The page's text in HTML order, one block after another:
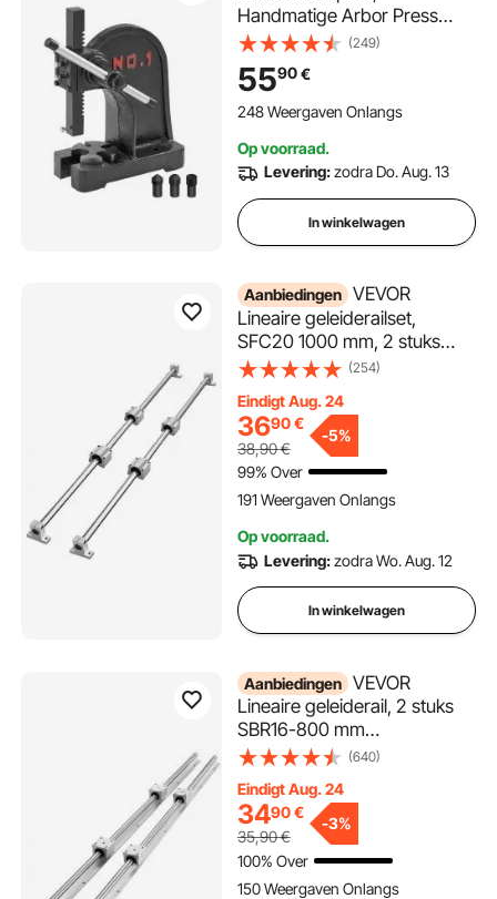
Handmatige Arbor Press
Precisie Handpers, 150 mm
Maximale Hoogte,
Handmatige Tafelponspers
Gemaakt van Gietijzer, voor
Vormen
(249)
5590€
248 Weergaven Onlangs
Op voorraad.
Levering:zodra Do. Aug. 13
In winkelwagen
Aanbiedingen VEVOR
Lineaire geleiderailset,
SFC20 1000 mm, 2 stuks
39,4 inch/1000 mm SFC20
glijblokken, 4 stuks
railsteunen, lineaire rails en
lagerset voor
geautomatiseerde machines,
CNC doe-het-zelfproject
(254)
Eindigt Aug. 24
3690€
38,90€
-5%
99% Over
191 Weergaven Onlangs
Op voorraad.
Levering:zodra Wo. Aug. 12
In winkelwagen
Aanbiedingen VEVOR
Lineaire geleiderail, 2 stuks
SBR16-800 mm
koolstofstalen aluminium
SBR16UU glijblokken, lineair
lagerblok, CNC-onderdelen
voor 3D-printer,
frezen/draaien
(640)
Eindigt Aug. 24
3490€
35,90€
-3%
100% Over
150 Weergaven Onlangs